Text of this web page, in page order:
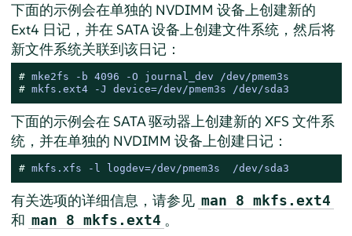
下面的示例会在单独的 NVDIMM 设备上创建新的
Ext4 日记，并在 SATA 设备上创建文件系统，然后将
新文件系统关联到该日记：
# mke2fs -b 4096 -O journal_dev /dev/pmem3s
# mkfs.ext4 -J device=/dev/pmem3s /dev/sda3
下面的示例会在 SATA 驱动器上创建新的 XFS 文件系
统，并在单独的 NVDIMM 设备上创建日记：
# mkfs.xfs -l logdev=/dev/pmem3s  /dev/sda3
有关选项的详细信息，请参见 man 8 mkfs.ext4
和 man 8 mkfs.ext4 。